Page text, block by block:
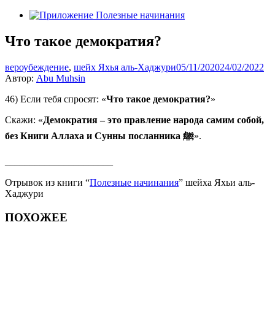
Что такое демократия?
вероубеждение, шейх Яхья аль-Хаджури05/11/202024/02/2022
Автор: Abu Muhsin
46) Если тебя спросят: «Что такое демократия?»
Скажи: «Демократия – это правление народа самим собой,
без Книги Аллаха и Сунны посланника ﷺ».
Отрывок из книги “Полезные начинания” шейха Яхьи аль-
Хаджури
ПОХОЖЕЕ